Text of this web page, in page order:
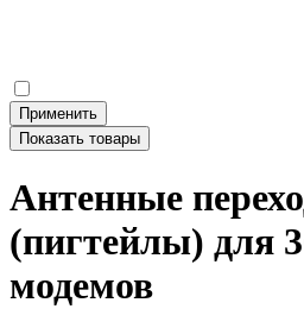
Применить
Показать товары
Антенные
(пигтейлы) для
модемов